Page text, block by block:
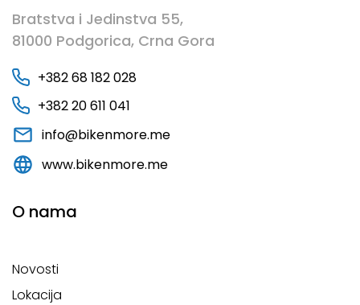
Bratstva i Jedinstva 55,
81000 Podgorica, Crna Gora
+382 68 182 028
+382 20 611 041
info@bikenmore.me
www.bikenmore.me
O nama
Novosti
Lokacija